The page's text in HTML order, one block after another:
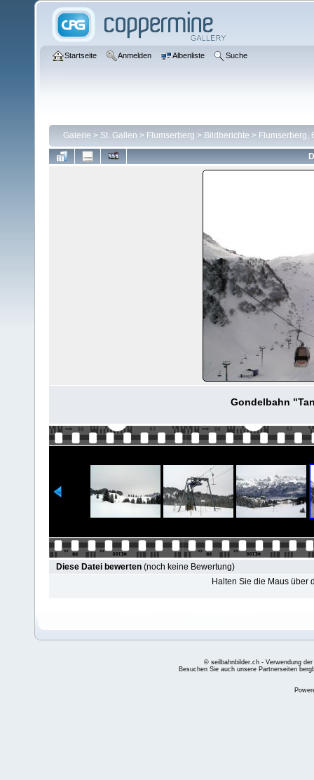
Startseite Anmelden Albenliste Suche
Galerie > St. Gallen > Flumserberg > Bildberichte > Flumserberg,
Gondelbahn
Diese Datei bewerten (noch keine Bewertung)
Halten Sie die Maus über
© seilbahnbilder.ch - Verwendung
Besuchen Sie auch unsere Partnerseiten